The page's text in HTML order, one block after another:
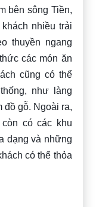
bên sông Tiền,
nhiều trải
thuyền ngang
các món ăn
cũng có thể
như làng
đồ gỗ. Ngoài ra,
có các khu
dạng và những
có thể thỏa